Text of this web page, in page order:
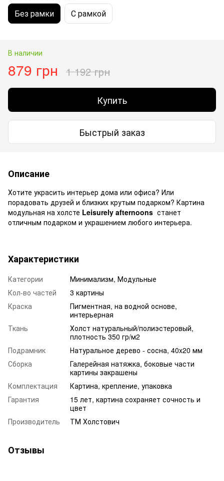
Без рамки С рамкой
В наличии
879 грн 1 192 грн
Купить
Быстрый заказ
Описание
Хотите украсить интерьер дома или офиса? Или
порадовать друзей и близких крутым подарком? Картина
модульная на холсте Leisurely afternoons станет
отличным подарком и украшением любого интерьера.
Характеристики
Категории
Минимализм, Модульные
Кол-во частей
3 картины
Краска
Пигментная, на водной основе,
интерьерная
Ткань
Холст натуральный/полиэстеровый,
плотность 350 гр/м2
Подрамник
Натуральное дерево - сосна, 40x20 мм
Сборка
Галерейная натяжка, боковые части
картины закрашены
Комплектация
Картина, крепление, упаковка
Гарантия
15 лет, картина сохраняет сочность и
цвет
Производитель
ТМ Холстович
Отзывы